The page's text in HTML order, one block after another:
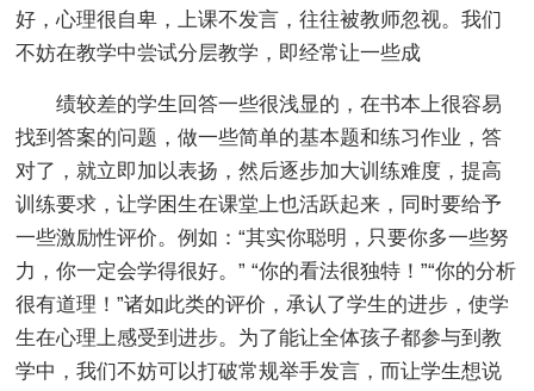
好，心理很自卑，上课不发言，往往被教师忽视。我们
不妨在教学中尝试分层教学，即经常让一些成
绩较差的学生回答一些很浅显的，在书本上很容易
找到答案的问题，做一些简单的基本题和练习作业，答
对了，就立即加以表扬，然后逐步加大训练难度，提高
训练要求，让学困生在课堂上也活跃起来，同时要给予
一些激励性评价。例如：“其实你聪明，只要你多一些努
力，你一定会学得很好。” “你的看法很独特！”“你的分析
很有道理！”诸如此类的评价，承认了学生的进步，使学
生在心理上感受到进步。为了能让全体孩子都参与到教
学中，我们不妨可以打破常规举手发言，而让学生想说